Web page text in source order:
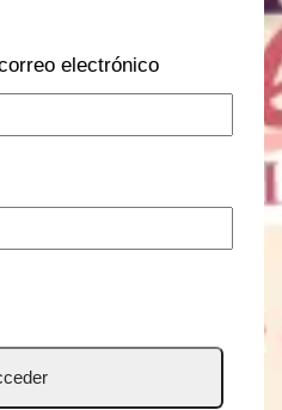
electrónico